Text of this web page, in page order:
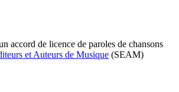
accord de licence de paroles de chansons
et Auteurs de Musique (SEAM)